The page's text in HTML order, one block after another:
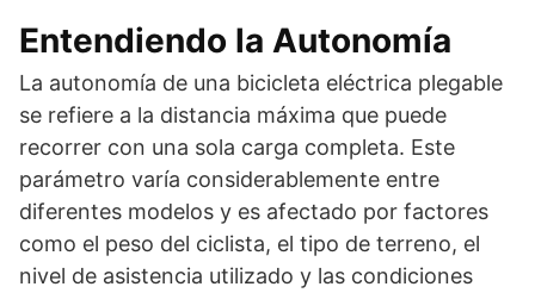
Entendiendo la Autonomía
La autonomía de una bicicleta eléctrica plegable
se refiere a la distancia máxima que puede
recorrer con una sola carga completa. Este
parámetro varía considerablemente entre
diferentes modelos y es afectado por factores
como el peso del ciclista, el tipo de terreno, el
nivel de asistencia utilizado y las condiciones